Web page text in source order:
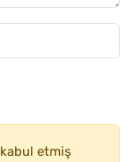
kabul etmiş